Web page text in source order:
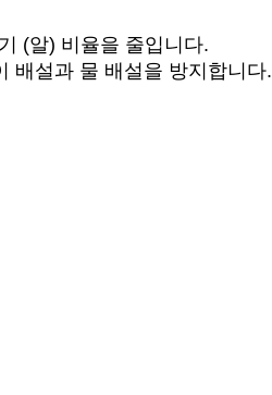
(알) 비율을 줄입니다.
배설과 물 배설을 방지합니다.